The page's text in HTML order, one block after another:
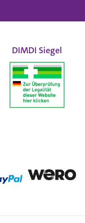
DIMDI Siegel